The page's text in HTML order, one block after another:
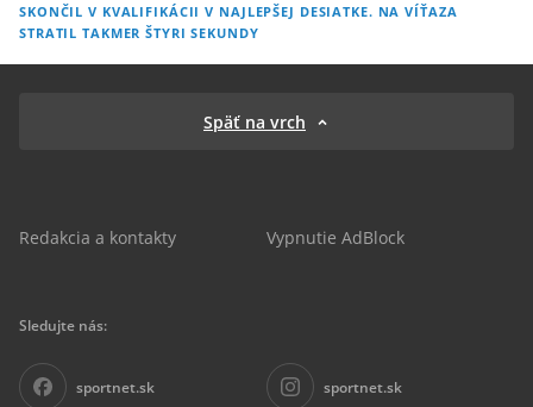
SKONČIL V KVALIFIKÁCII V NAJLEPŠEJ DESIATKE. NA VÍŤAZA
STRATIL TAKMER ŠTYRI SEKUNDY
Späť na vrch
Redakcia a kontakty Vypnutie AdBlock
Sledujte nás:
sportnet.sk sportnet.sk